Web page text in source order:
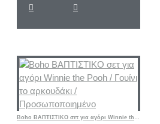
Boho ΒΑΠΤΙΣΤΙΚΟ σετ για αγόρι Winnie the Pooh / Γουίνι το αρκουδάκι / Προσωποποιημένο